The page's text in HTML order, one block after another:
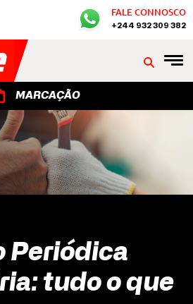
FALE CONNOSCO
+244 932 309 382
MARCAÇÃO
Periódica
tudo o que